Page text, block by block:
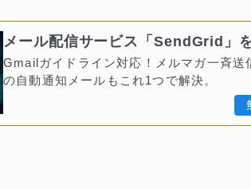
メール配信サービス「SendGrid」
Gmailガイドライン対応！メルマガ一斉送
の自動通知メールもこれ1つで解決。